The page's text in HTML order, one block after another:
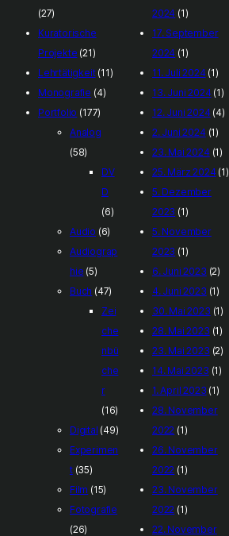
(27)
Kuratorische
Projekte (21)
Lehrtätigkeit(11)
Monografie (4)
Portfolio (177)
Analog
(58)
DV
D
(6)
Audio (6)
Audiograp
hie (5)
Buch (47)
Zei
che
nbü
che
r
(16)
Digital (49)
Experimen
t(35)
Film (15)
Fotografie
(26)
2024 (1)
17. September
2024 (1)
11. Juli 2024(1)
13. Juni 2024(1)
12. Juni 2024(4)
2. Juni 2024(1)
23. Mai 2024(1)
25. März 2024(1)
5. Dezember
2023 (1)
5. November
2023 (1)
6. Juni 2023 (2)
4. Juni 2023 (1)
30. Mai 2023 (1)
28. Mai 2023 (1)
23. Mai 2023 (2)
14. Mai 2023 (1)
1. April 2023 (1)
28. November
2022 (1)
26. November
2022 (1)
23. November
2022 (1)
22. November